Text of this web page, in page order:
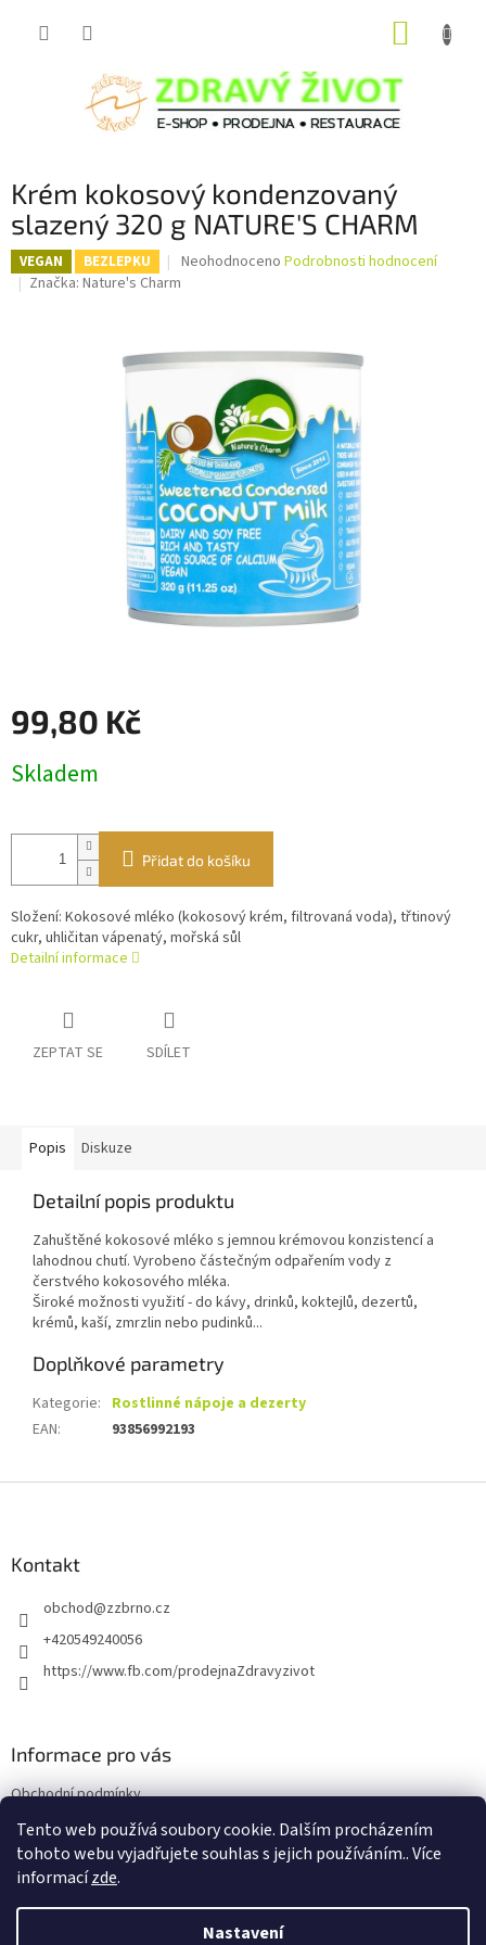
Tento web používá soubory cookie. Dalším procházením
tohoto webu vyjadřujete souhlas s jejich používáním.. Více
informacízde.
Nastavení
Krém kokosový kondenzovaný
slazený 320 g NATURE'S CHARM
VEGAN BEZLEPKU
Průměrné
hodnocení
z
hvězdiček.
Neohodnoceno Podrobnosti hodnocení
Značka: Nature's Charm
99,80 Kč
cena:
Skladem
Přidat do košíku
Složení: Kokosové mléko (kokosový krém, filtrovaná voda), třtinový
cukr, uhličitan vápenatý, mořská sůl
Detailní informace
ZEPTAT SE SDÍLET
Popis Diskuze
Detailní popis produktu
Zahuštěné kokosové mléko s jemnou krémovou konzistencí a
lahodnou chutí. Vyrobeno částečným odpařením vody z
čerstvého kokosového mléka.
Široké možnosti využití - do kávy, drinků, koktejlů, dezertů,
krémů, kaší, zmrzlin nebo pudinků...
Doplňkové parametry
Kategorie: Rostlinné nápoje a dezerty
EAN: 93856992193
Kontakt
obchod@zzbrno.cz
+420549240056
https://www.fb.com/prodejnaZdravyzivot
Informace pro vás
Obchodní podmínky
Podmínky ochrany osobních údajů